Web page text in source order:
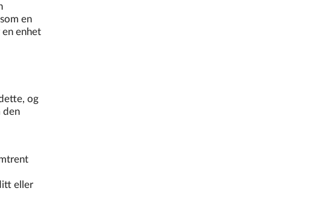
en
enhet
og
den
eller